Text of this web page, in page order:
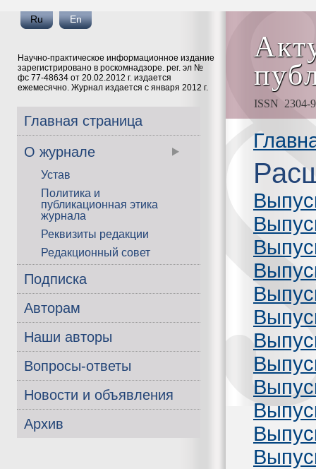
En
Ru
Научно-практическое информационное издание
зарегистрировано в роскомнадзоре. рег. эл №
фс 77-48634 от 20.02.2012 г. издается
ежемесячно. Журнал издается с января 2012 г.
Главная страница
О журнале
Устав
Политика и
публикационная этика
журнала
Реквизиты редакции
Редакционный совет
Подписка
Авторам
Наши авторы
Вопросы-ответы
Новости и объявления
Архив
ISSN 2304-